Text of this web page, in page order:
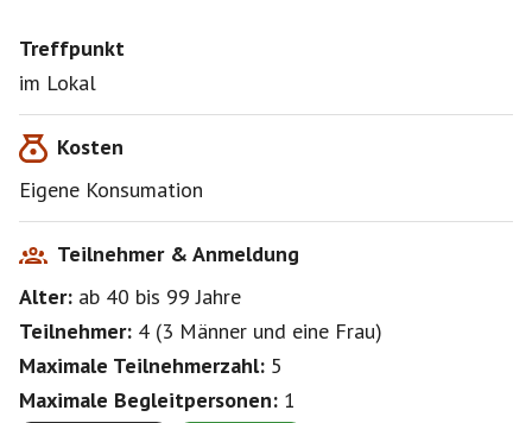
Treffpunkt
im Lokal
Kosten
Eigene Konsumation
Teilnehmer & Anmeldung
Alter: ab 40 bis 99Jahre
Teilnehmer: 4 (3 Männer und eine Frau)
Maximale Teilnehmerzahl: 5
Maximale Begleitpersonen: 1